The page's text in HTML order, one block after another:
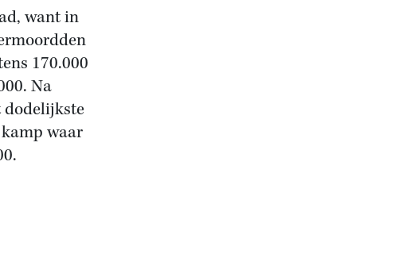
want in
170.000
Na
dodelijkste
waar